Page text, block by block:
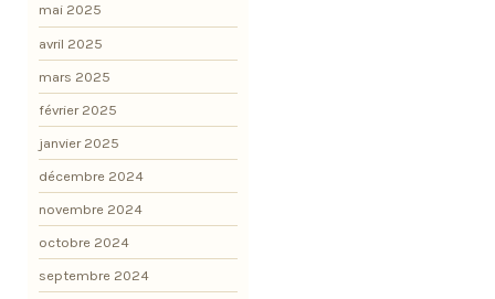
mai 2025
avril 2025
mars 2025
février 2025
janvier 2025
décembre 2024
novembre 2024
octobre 2024
septembre 2024